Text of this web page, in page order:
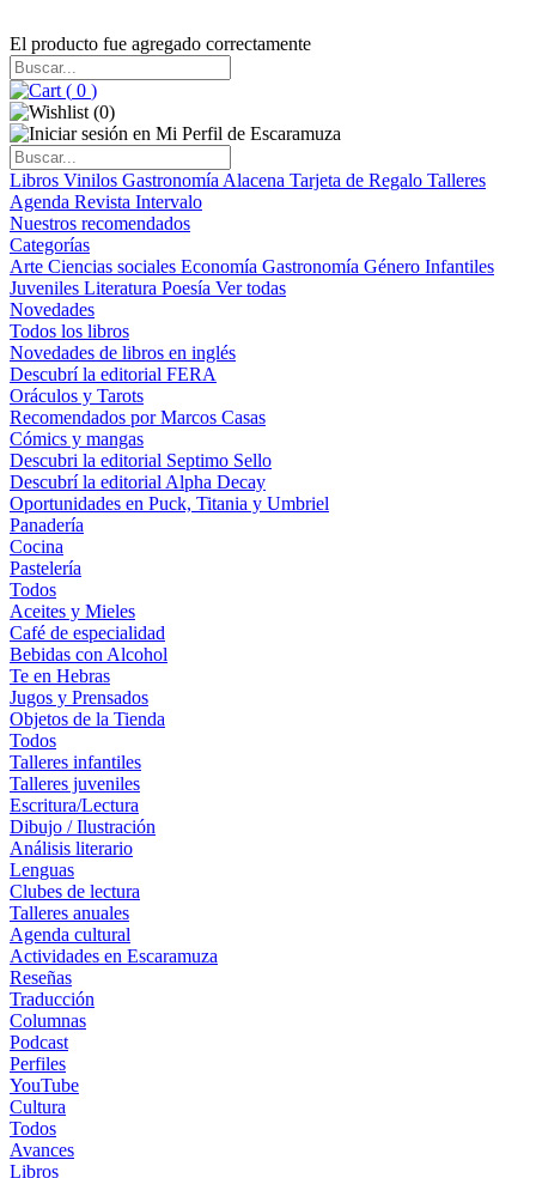
El producto fue agregado correctamente
( 0 )
(0)
Libros Vinilos Gastronomía Alacena Tarjeta de Regalo Talleres
Agenda Revista Intervalo
Nuestros recomendados
Categorías
Arte Ciencias sociales Economía Gastronomía Género Infantiles
Juveniles Literatura Poesía Ver todas
Novedades
Todos los libros
Novedades de libros en inglés
Descubrí la editorial FERA
Oráculos y Tarots
Recomendados por Marcos Casas
Cómics y mangas
Descubri la editorial Septimo Sello
Descubrí la editorial Alpha Decay
Oportunidades en Puck, Titania y Umbriel
Panadería
Cocina
Pastelería
Todos
Aceites y Mieles
Café de especialidad
Bebidas con Alcohol
Te en Hebras
Jugos y Prensados
Objetos de la Tienda
Todos
Talleres infantiles
Talleres juveniles
Escritura/Lectura
Dibujo / Ilustración
Análisis literario
Lenguas
Clubes de lectura
Talleres anuales
Agenda cultural
Actividades en Escaramuza
Reseñas
Traducción
Columnas
Podcast
Perfiles
YouTube
Cultura
Todos
Avances
Libros